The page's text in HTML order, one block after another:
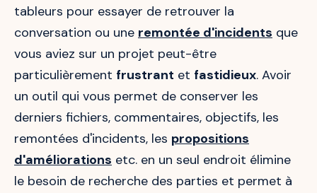
tableurs pour essayer de retrouver la
conversation ou une remontée d'incidents que
vous aviez sur un projet peut-être
particulièrement frustrant et fastidieux. Avoir
un outil qui vous permet de conserver les
derniers fichiers, commentaires, objectifs, les
remontées d'incidents, les propositions
d'améliorations etc. en un seul endroit élimine
le besoin de recherche des parties et permet à